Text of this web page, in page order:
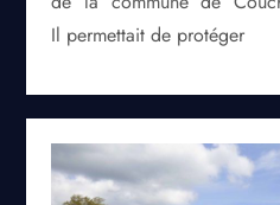
Il permettait de protéger